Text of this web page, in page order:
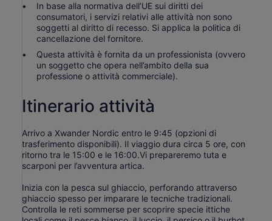
In base alla normativa dell’UE sui diritti dei
consumatori, i servizi relativi alle attività non sono
soggetti al diritto di recesso. Si applica la politica di
cancellazione del fornitore.
Questa attività è fornita da un professionista (ovvero
un soggetto che opera nell’ambito della sua
professione o attività commerciale).
Itinerario attività
Arrivo a Xwander Nordic entro le 9:45 (opzioni di
trasferimento disponibili). Il viaggio dura circa 5 ore, con
ritorno tra le 15:00 e le 16:00.Vi prepareremo tuta e
scarponi per l’avventura artica.
Inizia con la pesca sul ghiaccio, perforando attraverso
ghiaccio spesso per imparare le tecniche tradizionali.
Controlla le reti sommerse per scoprire specie ittiche